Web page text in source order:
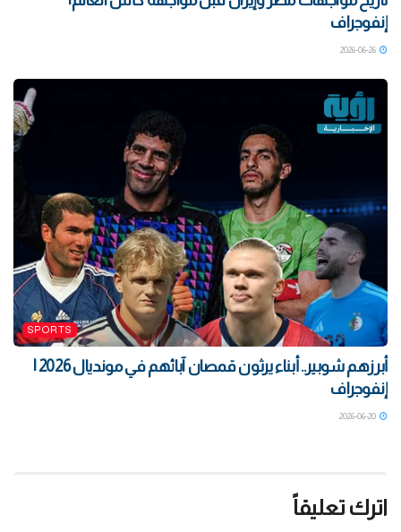
إنفوجراف
SPORTS
إنفوجراف
اترك تعليقاً